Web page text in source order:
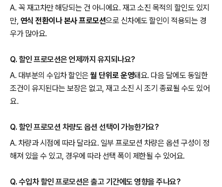
A. 꼭 재고차만 해당되는 건 아니에요. 재고 소진 목적의 할인도 있지
만, 연식 전환이나 본사 프로모션으로 신차에도 할인이 적용되는 경
우가 많아요.
Q. 할인 프로모션은 언제까지 유지되나요?
A. 대부분의 수입차 할인은 월 단위로 운영돼요. 다음 달에도 동일한
조건이 유지된다는 보장은 없고, 재고 소진 시 조기 종료될 수도 있어
요.
Q. 할인 프로모션 차량도 옵션 선택이 가능한가요?
A. 차량과 시점에 따라 달라요. 일부 프로모션 차량은 옵션 구성이 정
해져 있을 수 있고, 경우에 따라 선택 폭이 제한될 수 있어요.
Q. 수입차 할인 프로모션은 출고 기간에도 영향을 주나요?